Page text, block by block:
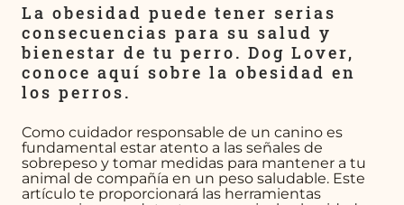
La obesidad puede tener serias
consecuencias para su salud y
bienestar de tu perro. Dog Lover,
conoce aquí sobre la obesidad en
los perros.
Como cuidador responsable de un canino es
fundamental estar atento a las señales de
sobrepeso y tomar medidas para mantener a tu
animal de compañía en un peso saludable. Este
artículo te proporcionará las herramientas